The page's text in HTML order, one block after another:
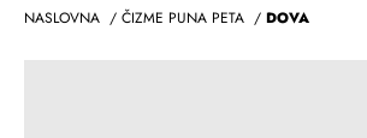
NASLOVNA / ČIZME PUNA PETA / DOVA